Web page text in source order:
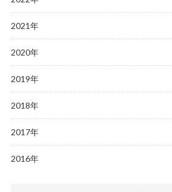
2021年
2020年
2019年
2018年
2017年
2016年